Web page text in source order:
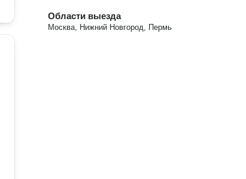
Области выезда
Москва, Нижний Новгород, Пермь